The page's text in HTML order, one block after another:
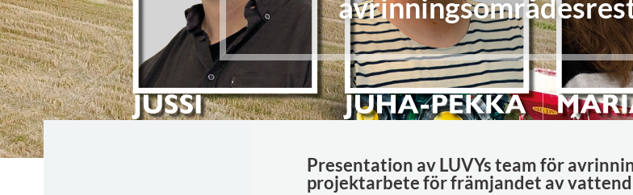
Presentation av LUVYs team för
projektarbete för främjandet av